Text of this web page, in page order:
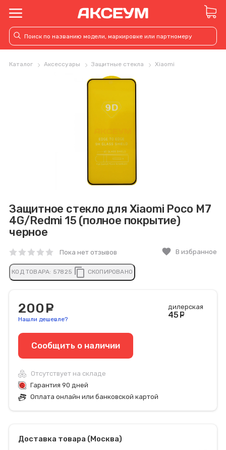
Каталог Аксессуары Защитные стекла Xiaomi
Защитное стекло для Xiaomi Poco M7
4G/Redmi 15 (полное покрытие)
черное
Пока нет отзывов favorite В избранное
КОД ТОВАРА: 57825 content_copy СКОПИРОВАНО
200
Нашли дешевле?
дилерская
45
Сообщить o наличии
Отсутствует на складе
Гарантия 90 дней
Оплата онлайн или банковской картой
Доставка товара (Москва)